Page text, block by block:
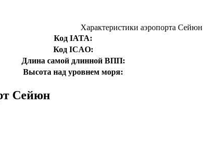
Характеристики аэропорта Сейюн
Код IATA:
Код ICAO:
Длина самой длинной ВПП:
Высота над уровнем моря:
Сейюн